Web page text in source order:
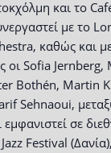
και το
με το
καθώς και
οι Sofia Jernberg,
Bothén, Martin
Sehnaoui,
σε
Festival